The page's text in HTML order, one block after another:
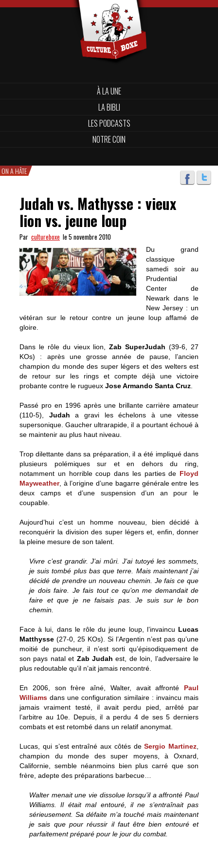
À LA UNE
LA BIBLI
LES PODCASTS
NOTRE COIN
ON A HÂTE
Judah vs. Mathysse : vieux
lion vs. jeune loup
Par cultureboxe le 5 novembre 2010
Du grand
classique
samedi soir au
Prudential
Center de
Newark dans le
New Jersey : un
vétéran sur le retour contre un jeune loup affamé de
gloire.
Dans le rôle du vieux lion,Zab SuperJudah (39-6, 27
KOs) : après une grosse année de pause, l’ancien
champion du monde des super légers et des welters est
de retour sur les rings et compte déjà une victoire
probante contre le rugueux Jose Armando Santa Cruz
Passé pro en 1996 après une brillante carrière amateur
(110-5), Judaha gravi les échelons à une vitesse
supersonique. Gaucher ultrarapide, il a pourtant échoué à
se maintenir au plus haut niveau.
Trop dilettante dans sa préparation, il a été impliqué dans
plusieurs polémiques sur et en dehors du ring,
notamment un horrible coup dans les parties de Floyd
Mayweather, à l’origine d’une bagarre générale entre les
deux camps et d’une suspension d’un an pour le
coupable.
Aujourd’hui c’est un homme nouveau, bien décidé à
reconquérir la division des super légers et, enfin, donner
la pleine mesure de son talent.
Vivre c’est grandir. J’ai mûri. J’ai tutoyé les sommets,
je suis tombé plus bas que terre. Mais maintenant j’ai
décidé de prendre un nouveau chemin. Je fais ce que
je dois faire. Je fais tout ce qu’on me demandait de
faire et que je ne faisais pas. Je suis sur le bon
chemin.
Face à lui, dans le rôle du jeune loup, l’invaincu Lucas
Matthysse (27-0, 25 KOs). Si l’Argentin n’est pas qu’une
moitié de puncheur, il n’est sorti qu’épisodiquement de
son pays natal et Zab Judah est, de loin, l’adversaire le
plus redoutable qu’il n’ait jamais rencontré.
En 2006, son frère aîné, Walter, avait affronté Paul
Williams dans une configuration similaire : invaincu mais
jamais vraiment testé, il avait perdu pied, arrêté par
l’arbitre au 10e. Depuis, il a perdu 4 de ses 5 derniers
combats et est retombé dans un relatif anonymat.
Lucas, qui s’est entraîné aux côtés deSergio Martinez
champion du monde des super moyens, à Oxnard,
Californie, semble néanmoins bien plus carré que son
frère, adepte des préparations barbecue…
Walter menait une vie dissolue lorsqu’il a affronté Paul
Williams. Il était mal entouré, il ne s’entraînait pas
sérieusement. Sa défaite m’a touché mais maintenant
je sais que pour réussir il faut être bien entouré et
parfaitement préparé pour le jour du combat.